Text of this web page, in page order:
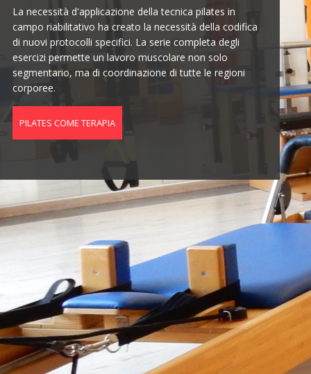
La necessità d'applicazione della tecnica pilates in
campo riabilitativo ha creato la necessità della codifica
di nuovi protocolli specifici. La serie completa degli
esercizi permette un lavoro muscolare non solo
segmentario, ma di coordinazione di tutte le regioni
corporee.
PILATES COME TERAPIA